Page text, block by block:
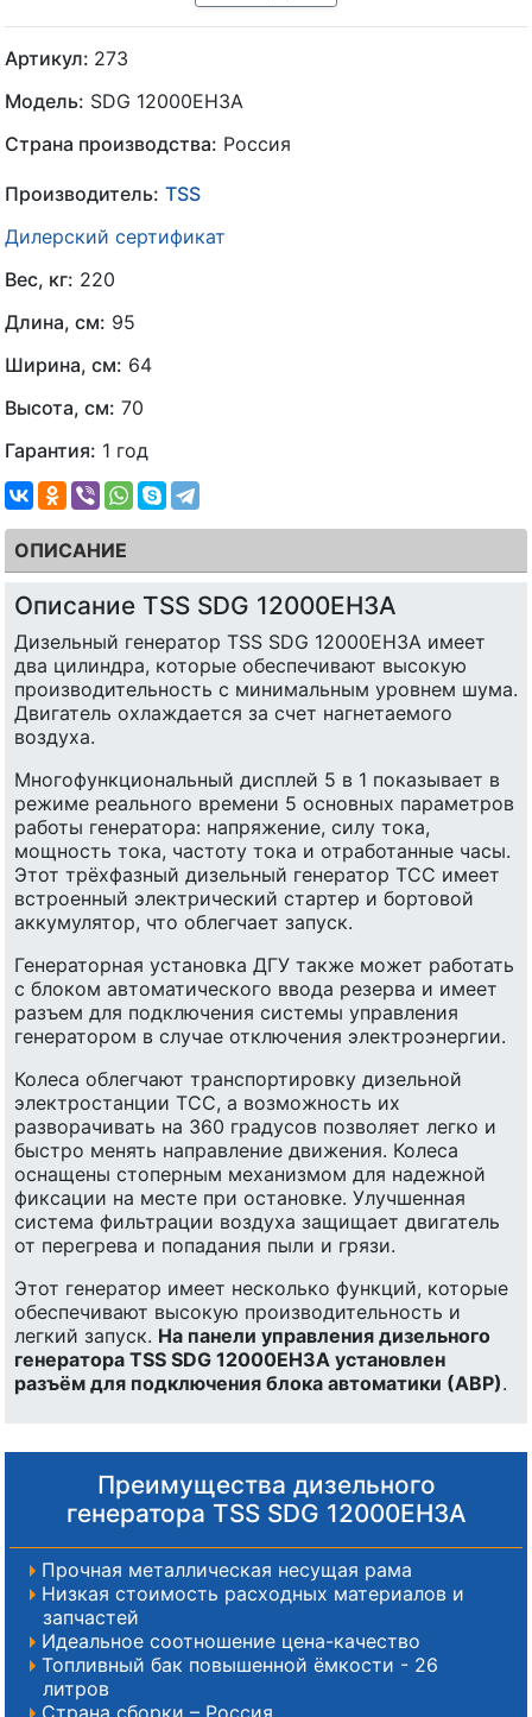
Артикул: 273
Модель: SDG 12000EH3A
Страна производства: Россия
Производитель: TSS
Дилерский сертификат
Вес, кг: 220
Длина, см: 95
Ширина, см: 64
Высота, см: 70
Гарантия: 1 год
ОПИСАНИЕ
Описание TSS SDG 12000EH3A
Дизельный генератор TSS SDG 12000EH3A имеет
два цилиндра, которые обеспечивают высокую
производительность с минимальным уровнем шума.
Двигатель охлаждается за счет нагнетаемого
воздуха.
Многофункциональный дисплей 5 в 1 показывает в
режиме реального времени 5 основных параметров
работы генератора: напряжение, силу тока,
мощность тока, частоту тока и отработанные часы.
Этот трёхфазный дизельный генератор ТСС имеет
встроенный электрический стартер и бортовой
аккумулятор, что облегчает запуск.
Генераторная установка ДГУ также может работать
с блоком автоматического ввода резерва и имеет
разъем для подключения системы управления
генератором в случае отключения электроэнергии.
Колеса облегчают транспортировку дизельной
электростанции ТСС, а возможность их
разворачивать на 360 градусов позволяет легко и
быстро менять направление движения. Колеса
оснащены стоперным механизмом для надежной
фиксации на месте при остановке. Улучшенная
система фильтрации воздуха защищает двигатель
от перегрева и попадания пыли и грязи.
Этот генератор имеет несколько функций, которые
обеспечивают высокую производительность и
легкий запуск. На панели управления дизельного
генератора TSS SDG 12000EH3A установлен
разъём для подключения блока автоматики (АВР).
Преимущества дизельного
генератора TSS SDG 12000EH3A
Прочная металлическая несущая рама
Низкая стоимость расходных материалов и
запчастей
Идеальное соотношение цена-качество
Топливный бак повышенной ёмкости - 26
литров